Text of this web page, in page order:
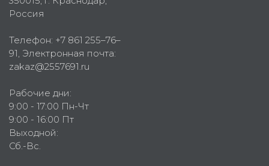
Россия
Телефон: +7 861 255–76–
91, Электронная почта:
zakaz@2557691.ru
Рабочие дни:
9:00 - 17:00 Пн-Чт
9:00 - 16:00 Пт
Выходной:
Сб.-Вс.